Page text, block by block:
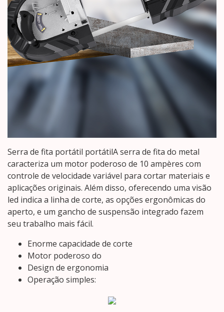
Serra de fita portátil portátilA serra de fita do metal
caracteriza um motor poderoso de 10 ampères com
controle de velocidade variável para cortar materiais e
aplicações originais. Além disso, oferecendo uma visão
led indica a linha de corte, as opções ergonômicas do
aperto, e um gancho de suspensão integrado fazem
seu trabalho mais fácil.
Enorme capacidade de corte
Motor poderoso do
Design de ergonomia
Operação simples: